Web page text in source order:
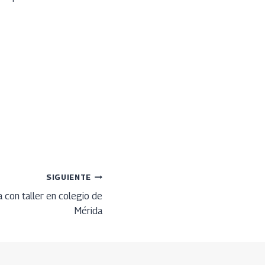
SIGUIENTE
con taller en colegio de
Mérida